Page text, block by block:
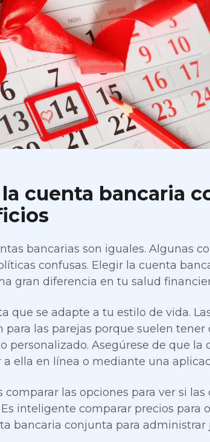
cuenta bancaria
bancarias son iguales. Algunas
confusas. Elegir la cuenta
gran diferencia en tu salud
que se adapte a tu estilo de vida.
para las parejas porque suelen
personalizado. Asegúrese de que
a ella en línea o mediante una
comparar las opciones para ver si
inteligente comparar precios para
bancaria conjunta para administrar